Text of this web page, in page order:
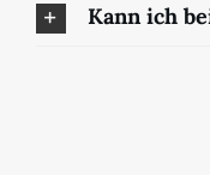
Kann ich